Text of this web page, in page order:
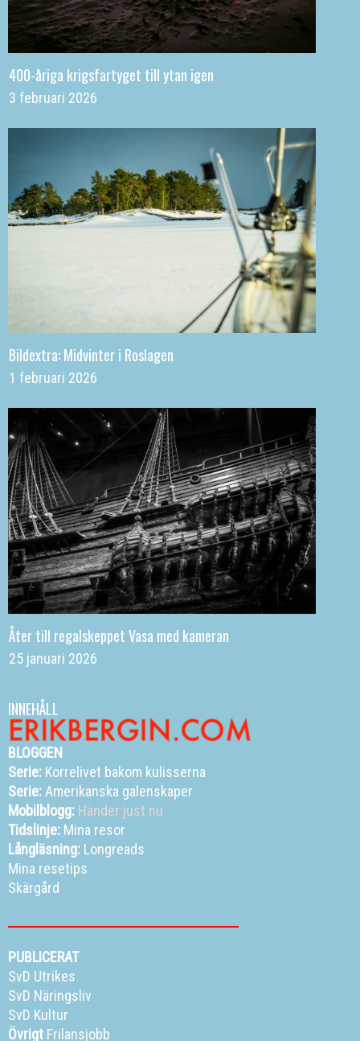
400-åriga krigsfartyget till ytan igen
3 februari 2026
Bildextra: Midvinter i Roslagen
1 februari 2026
Åter till regalskeppet Vasa med kameran
25 januari 2026
INNEHÅLL
BLOGGEN
Serie: Korrelivet bakom kulisserna
Serie:Amerikanska galenskaper
Mobilblogg: Händer just nu
Tidslinje: Mina resor
Långläsning: Longreads
Mina resetips
Skärgård
PUBLICERAT
SvD Utrikes
SvD Näringsliv
SvD Kultur
Övrigt Frilansjobb